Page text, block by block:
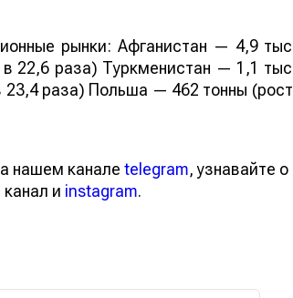
рынки: Афганистан — 4,9 тыс
22,6 раза) Туркменистан — 1,1 тыс
23,4 раза) Польша — 462 тонны (рост
нашем канале telegram, узнавайте о
канал и instagram.